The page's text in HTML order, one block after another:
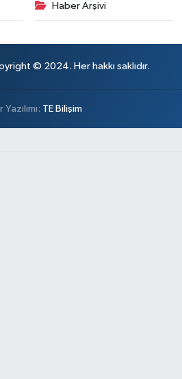
Haber Arşivi
© 2024. Her hakkı saklıdır.
TE Bilişim